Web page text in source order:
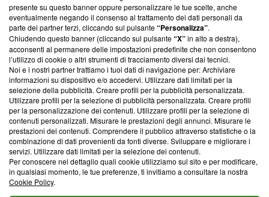
conformità agli standard.
Su di noi
Team editoriale
Corporate
Redazione
Informativa Privacy
Cookie Policy
Blasting SA, IDI CHE-247.845.224, Via Carlo Frasca, 3 - 6900
Lugano (Svizzera) Tel:+39 0690258937
© 2026 Blasting News
presente su questo banner oppure personalizzare le tue scelte, anche
eventualmente negando il consenso al trattamento dei dati personali da
parte dei partner terzi, cliccando sul pulsante“Personalizza”.
Chiudendo questo banner (cliccando sul pulsante“X”in alto a destra),
acconsenti al permanere delle impostazioni predefinite che non consentono
l’utilizzo di cookie o altri strumenti di tracciamento diversi dai tecnici.
Noi e i nostri partner trattiamo i tuoi dati di navigazione per: Archiviare
informazioni su dispositivo e/o accedervi. Utilizzare dati limitati per la
selezione della pubblicità. Creare profili per la pubblicità personalizzata.
Utilizzare profili per la selezione di pubblicità personalizzata. Creare profili
per la personalizzazione dei contenuti. Utilizzare profili per la selezione di
contenuti personalizzati. Misurare le prestazioni degli annunci. Misurare le
prestazioni dei contenuti. Comprendere il pubblico attraverso statistiche o la
combinazione di dati provenienti da fonti diverse. Sviluppare e migliorare i
servizi. Utilizzare dati limitati per la selezione dei contenuti.
Per conoscere nel dettaglio quali cookie utilizziamo sul sito e per modificare,
in qualsiasi momento, le tue preferenze, ti invitiamo a consultare la nostra
Cookie Policy.